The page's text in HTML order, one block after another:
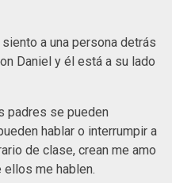
a una persona detrás
Daniel y él está a su lado
padres se pueden
hablar o interrumpir a
de clase, crean me amo
me hablen.